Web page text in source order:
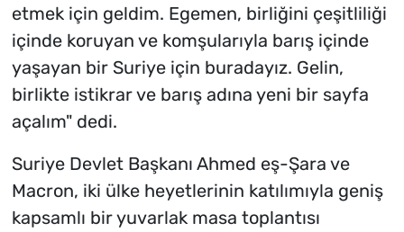
etmek için geldim. Egemen, birliğini çeşitliliği
içinde koruyan ve komşularıyla barış içinde
yaşayan bir Suriye için buradayız. Gelin,
birlikte istikrar ve barış adına yeni bir sayfa
açalım" dedi.
Suriye Devlet Başkanı Ahmed eş-Şara ve
Macron, iki ülke heyetlerinin katılımıyla geniş
kapsamlı bir yuvarlak masa toplantısı